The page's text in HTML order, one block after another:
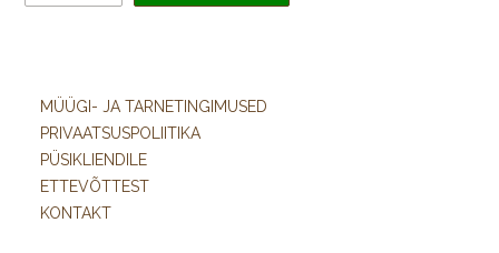
MÜÜGI- JA TARNETINGIMUSED
PRIVAATSUSPOLIITIKA
PÜSIKLIENDILE
ETTEVÕTTEST
KONTAKT